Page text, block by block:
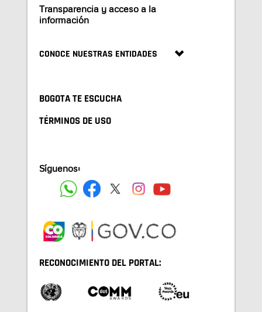
Transparencia y acceso a la
información
CONOCE NUESTRAS ENTIDADES
BOGOTA TE ESCUCHA
TÉRMINOS DE USO
Síguenos:
RECONOCIMIENTO DEL PORTAL: